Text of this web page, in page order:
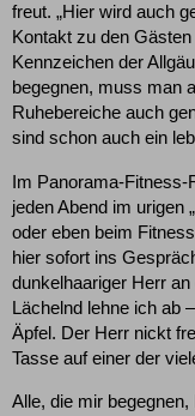
freut. „Hier wird auch
Kontakt zu den
Kennzeichen der
begegnen, muss man
Ruhebereiche auch
sind schon auch ein
Im Panorama-Fitness-
jeden Abend im urigen
oder eben beim
hier sofort ins
dunkelhaariger Herr
Lächelnd lehne ich ab
Äpfel. Der Herr nickt
Tasse auf einer der
Alle, die mir